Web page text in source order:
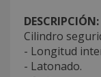
DESCRIPCIÓN:
Cilindro
- Longitud
- Latonado.